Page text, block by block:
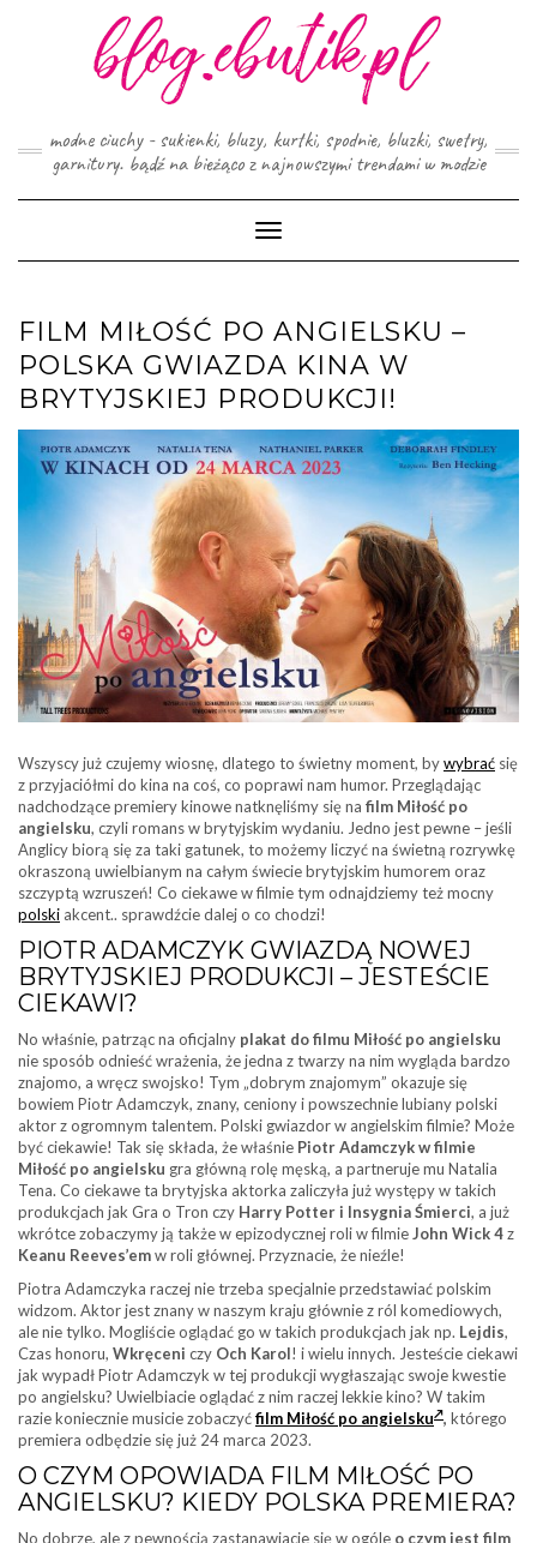
modne ciuchy - sukienki, bluzy, kurtki, spodnie, bluzki, swetry,
garnitury. bądź na bieżąco z najnowszymi trendami w modzie
Toggle
Navigation
FILM MIŁOŚĆ PO ANGIELSKU –
POLSKA GWIAZDA KINA W
BRYTYJSKIEJ PRODUKCJI!
Wszyscy już czujemy wiosnę, dlatego to świetny moment, bywybrać się
z przyjaciółmi do kina na coś, co poprawi nam humor. Przeglądając
nadchodzące premiery kinowe natknęliśmy się na film Miłość po
angielsku, czyli romans w brytyjskim wydaniu. Jedno jest pewne – jeśli
Anglicy biorą się za taki gatunek, to możemy liczyć na świetną rozrywkę
okraszoną uwielbianym na całym świecie brytyjskim humorem oraz
szczyptą wzruszeń! Co ciekawe w filmie tym odnajdziemy też mocny
polski akcent.. sprawdźcie dalej o co chodzi!
PIOTR ADAMCZYK GWIAZDĄ NOWEJ
BRYTYJSKIEJ PRODUKCJI – JESTEŚCIE
CIEKAWI?
No właśnie, patrząc na oficjalny plakat do filmu Miłość po angielsku
nie sposób odnieść wrażenia, że jedna z twarzy na nim wygląda bardzo
znajomo, a wręcz swojsko! Tym „dobrym znajomym” okazuje się
bowiem Piotr Adamczyk, znany, ceniony i powszechnie lubiany polski
aktor z ogromnym talentem. Polski gwiazdor w angielskim filmie? Może
być ciekawie! Tak się składa, że właśnie Piotr Adamczykw filmie
Miłość po angielsku gra główną rolę męską, a partneruje mu Natalia
Tena. Co ciekawe ta brytyjska aktorka zaliczyła już występy w takich
produkcjach jak Gra o Tron czy Harry Potter i Insygnia Śmierci, a już
wkrótce zobaczymy ją także w epizodycznej roli w filmieJohn Wick 4z
Keanu Reeves’emw roli głównej. Przyznacie, że nieźle!
Piotra Adamczyka raczej nie trzeba specjalnie przedstawiać polskim
widzom. Aktor jest znany w naszym kraju głównie z ról komediowych,
ale nie tylko. Mogliście oglądać go w takich produkcjach jak np. Lejdis,
Czas honoru, Wkręceni czy Och Karol! i wielu innych. Jesteście ciekawi
jak wypadł Piotr Adamczyk w tej produkcji wygłaszając swoje kwestie
po angielsku? Uwielbiacie oglądać z nim raczej lekkie kino? W takim
razie koniecznie musicie zobaczyćfilm Miłość po angielsku , którego
premiera odbędzie się już 24 marca 2023.
O CZYM OPOWIADA FILM MIŁOŚĆ PO
ANGIELSKU? KIEDY POLSKA PREMIERA?
No dobrze, ale z pewnością zastanawiacie się w ogóle o czym jest film